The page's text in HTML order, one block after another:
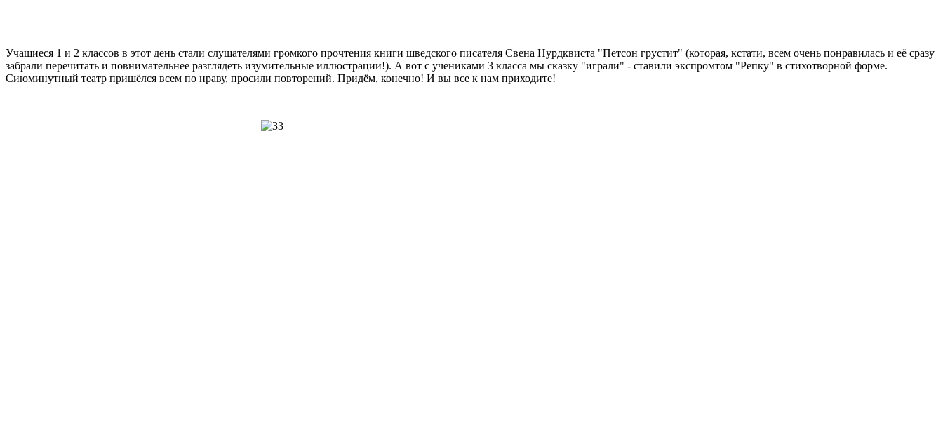
Учащиеся 1 и 2 классов в этот день стали слушателями громкого прочтения книги шведского писателя Свена Нурдквиста "Петсон грустит" (которая, кстати, всем очень понравилась и её сразу
забрали перечитать и повнимательнее разглядеть изумительные иллюстрации!). А вот с учениками 3 класса мы сказку "играли" - ставили экспромтом "Репку" в стихотворной форме.
Сиюминутный театр пришёлся всем по нраву, просили повторений. Придём, конечно! И вы все к нам приходите!